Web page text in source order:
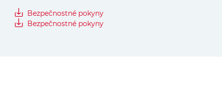
Bezpečnostné pokyny
Bezpečnostné pokyny